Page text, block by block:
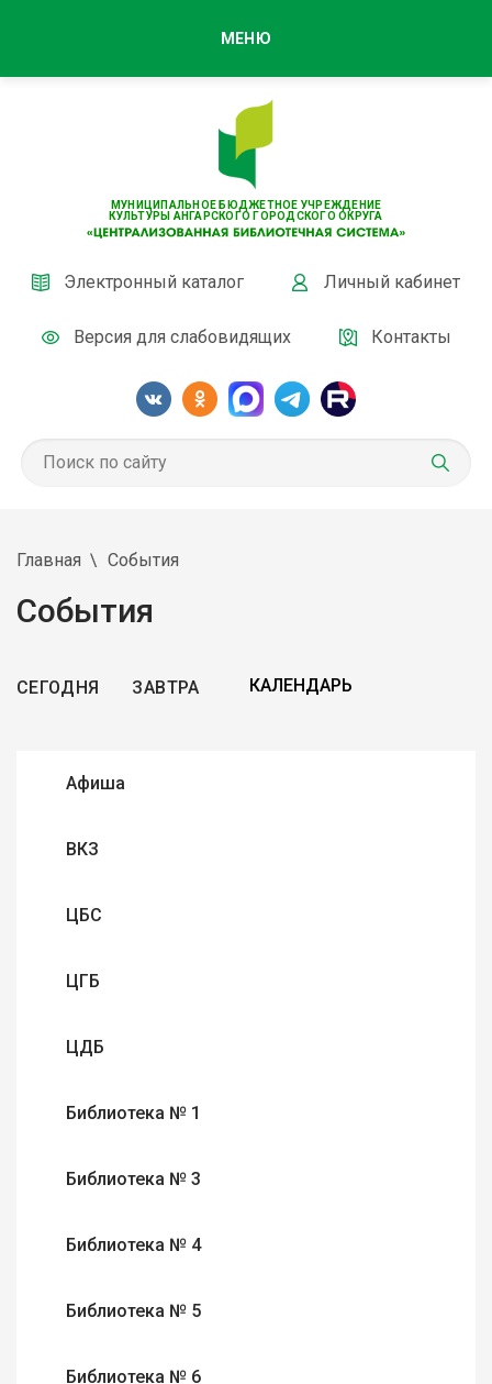
МУНИЦИПАЛЬНОЕ БЮДЖЕТНОЕ УЧРЕЖДЕНИЕ
КУЛЬТУРЫ АНГАРСКОГО ГОРОДСКОГО ОКРУГА
Электронный каталог Личный кабинет
Версия для слабовидящих Контакты
МЕНЮ
Главная События
События
СЕГОДНЯ ЗАВТРА
Афиша
ВКЗ
ЦБС
ЦГБ
ЦДБ
Библиотека № 1
Библиотека № 3
Библиотека № 4
Библиотека № 5
Библиотека № 6